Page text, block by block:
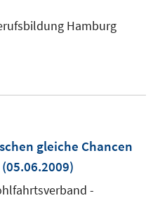
öffnen
Hamburg
gleiche Chancen
In
neuem
(05.06.2009)
-